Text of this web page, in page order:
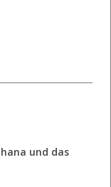
und das